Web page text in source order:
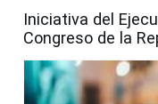
Iniciativa del
Congreso de la